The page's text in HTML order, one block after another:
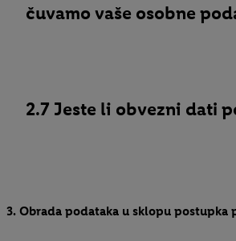
čuvamo vaše osobne
2.7 Jeste li obvezni dati
3. Obrada podataka u sklopu postupka